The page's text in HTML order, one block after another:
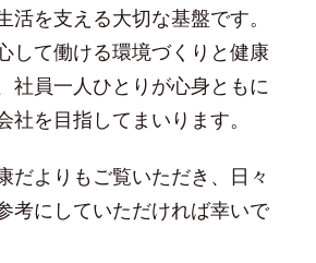
活を支える大切な基盤です。
して働ける環境づくりと健康
社員一人ひとりが心身ともに
社を目指してまいります。
だよりもご覧いただき、日々
考にしていただければ幸いで